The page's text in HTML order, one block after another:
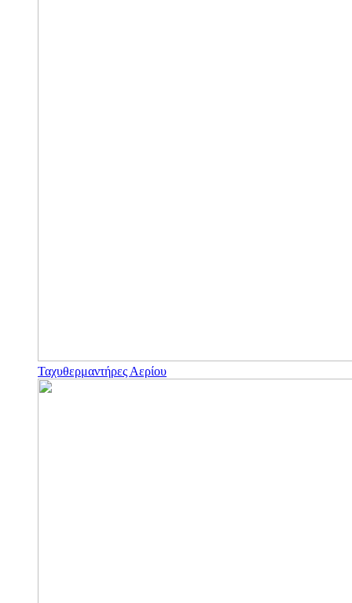
Ταχυθερμαντήρες Αερίου